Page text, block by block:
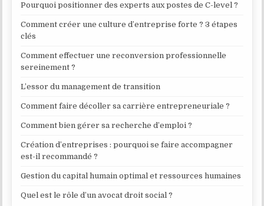
Pourquoi positionner des experts aux postes de C-level ?
Comment créer une culture d’entreprise forte ? 3 étapes
clés
Comment effectuer une reconversion professionnelle
sereinement ?
L’essor du management de transition
Comment faire décoller sa carrière entrepreneuriale ?
Comment bien gérer sa recherche d’emploi ?
Création d’entreprises : pourquoi se faire accompagner
est-il recommandé ?
Gestion du capital humain optimal et ressources humaines
Quel est le rôle d’un avocat droit social ?